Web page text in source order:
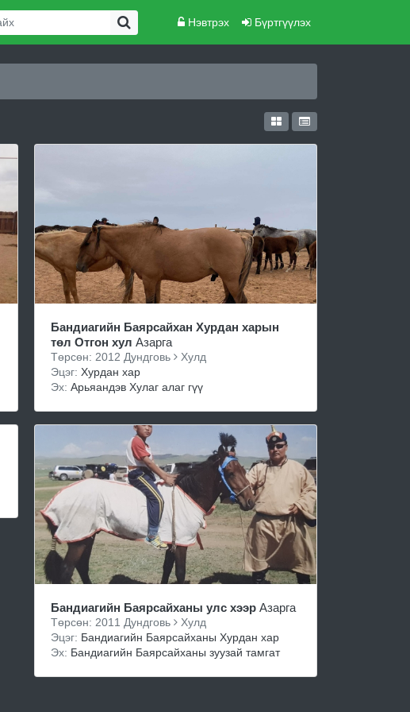
Нэвтрэх Бүртгүүлэх
Бандиагийн Баярсайхан Хурдан харын
төл Отгон хул Азарга
Төрсөн: 2012 Дундговь
Хулд
Эцэг:Хурдан хар
Эх:Арьяандэв Хулаг алаг гүү
Бандиагийн Баярсайханы улс хээр Азарга
Төрсөн: 2011 Дундговь
Хулд
Эцэг: Бандиагийн Баярсайханы Хурдан хар
Эх: Бандиагийн Баярсайханы зуузай тамгат